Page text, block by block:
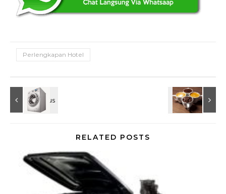
Perlengkapan Hotel
RELATED POSTS